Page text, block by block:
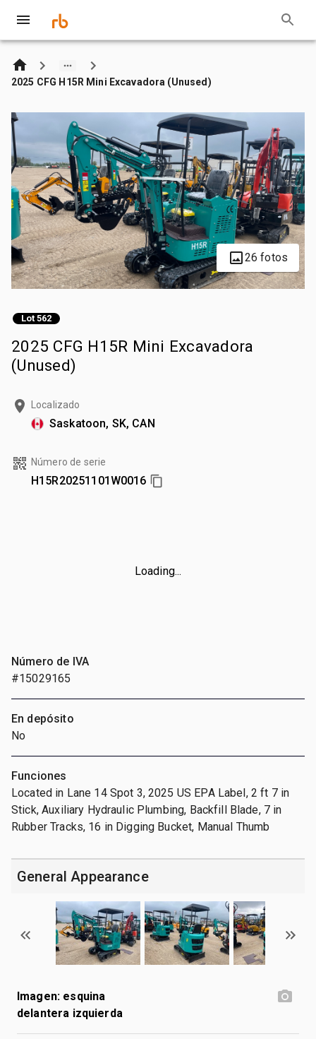
2025 CFG H15R Mini Excavadora (Unused)
26 fotos
Lot 562
2025 CFG H15R Mini Excavadora
(Unused)
Localizado
Saskatoon, SK, CAN
Número de serie
H15R20251101W0016
Loading...
Número de IVA
#15029165
En depósito
No
Funciones
Located in Lane 14 Spot 3, 2025 US EPA Label, 2 ft 7 in
Stick, Auxiliary Hydraulic Plumbing, Backfill Blade, 7 in
Rubber Tracks, 16 in Digging Bucket, Manual Thumb
General Appearance
Imagen: esquina
delantera izquierda